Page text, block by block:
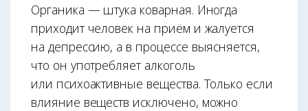
Органика — штука коварная. Иногда
приходит человек на приём и жалуется
на депрессию, а в процессе выясняется,
что он употребляет алкоголь
или психоактивные вещества. Только если
влияние веществ исключено, можно